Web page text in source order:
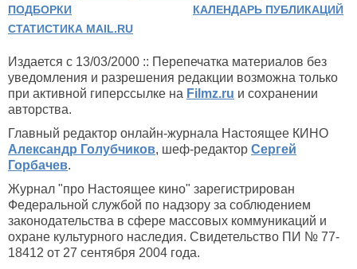
ПОДБОРКИ
КАЛЕНДАРЬ ПУБЛИКАЦИЙ
СТАТИСТИКА MAIL.RU
Издается с 13/03/2000 :: Перепечатка материалов без
уведомления и разрешения редакции возможна только
при активной гиперссылке на Filmz.ru и сохранении
авторства.
Главный редактор онлайн-журнала Настоящее КИНО
Александр Голубчиков, шеф-редактор Сергей
Горбачев.
Журнал "про Настоящее кино" зарегистрирован
Федеральной службой по надзору за соблюдением
законодательства в сфере массовых коммуникаций и
охране культурного наследия. Свидетельство ПИ № 77-
18412 от 27 сентября 2004 года.